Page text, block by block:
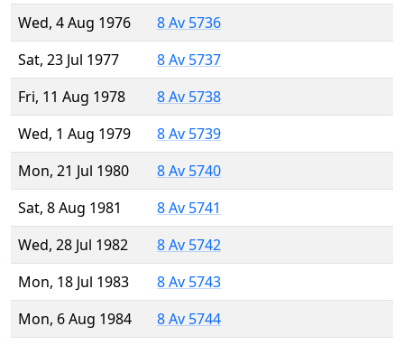
Wed, 4 Aug 1976
8 Av 5736
Sat, 23 Jul 1977
8 Av 5737
Fri, 11 Aug 1978
8 Av 5738
Wed, 1 Aug 1979
8 Av 5739
Mon, 21 Jul 1980
8 Av 5740
Sat, 8 Aug 1981
8 Av 5741
Wed, 28 Jul 1982
8 Av 5742
Mon, 18 Jul 1983
8 Av 5743
Mon, 6 Aug 1984
8 Av 5744